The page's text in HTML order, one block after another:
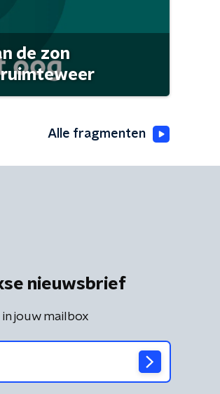
de zon
Alle fragmenten
nieuwsbrief
jouw mailbox